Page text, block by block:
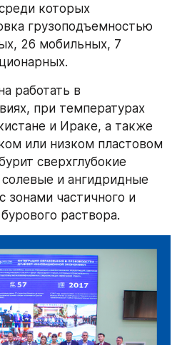
которых
грузоподъемностью
26 мобильных, 7
работать в
при температурах
и Ираке, а также
или низком пластовом
сверхглубокие
и ангидридные
зонами частичного и
раствора.